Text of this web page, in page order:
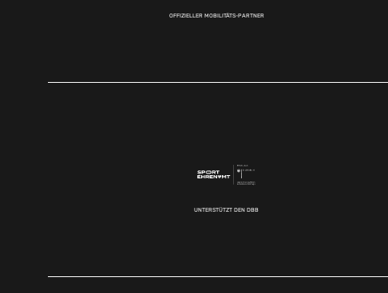
OFFIZIELLER MOBILITÄTS-PARTNER
UNTERSTÜTZT DEN DBB